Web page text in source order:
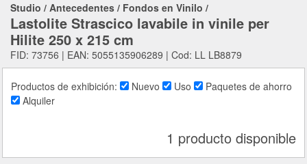
Studio / Antecedentes / Fondos en Vinilo /
Lastolite Strascico lavabile in vinile per
Hilite 250 x 215 cm
FID: 73756 | EAN: 5055135906289 | Cod: LL LB8879
Productos de exhibición: Nuevo Uso
Paquetes de ahorro
Alquiler
1 producto disponible